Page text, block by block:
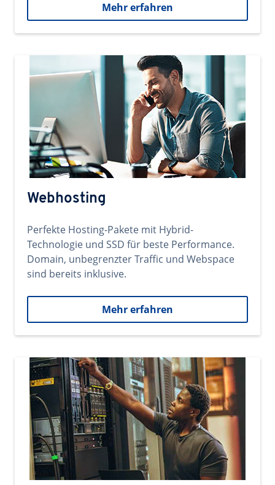
Mehr erfahren
Webhosting
Perfekte Hosting-Pakete mit Hybrid-
Technologie und SSD für beste Performance.
Domain, unbegrenzter Traffic und Webspace
sind bereits inklusive.
Mehr erfahren